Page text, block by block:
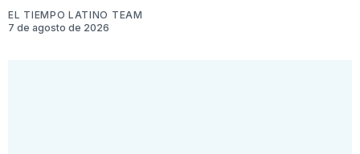
EL TIEMPO LATINO TEAM
7 de agosto de 2026